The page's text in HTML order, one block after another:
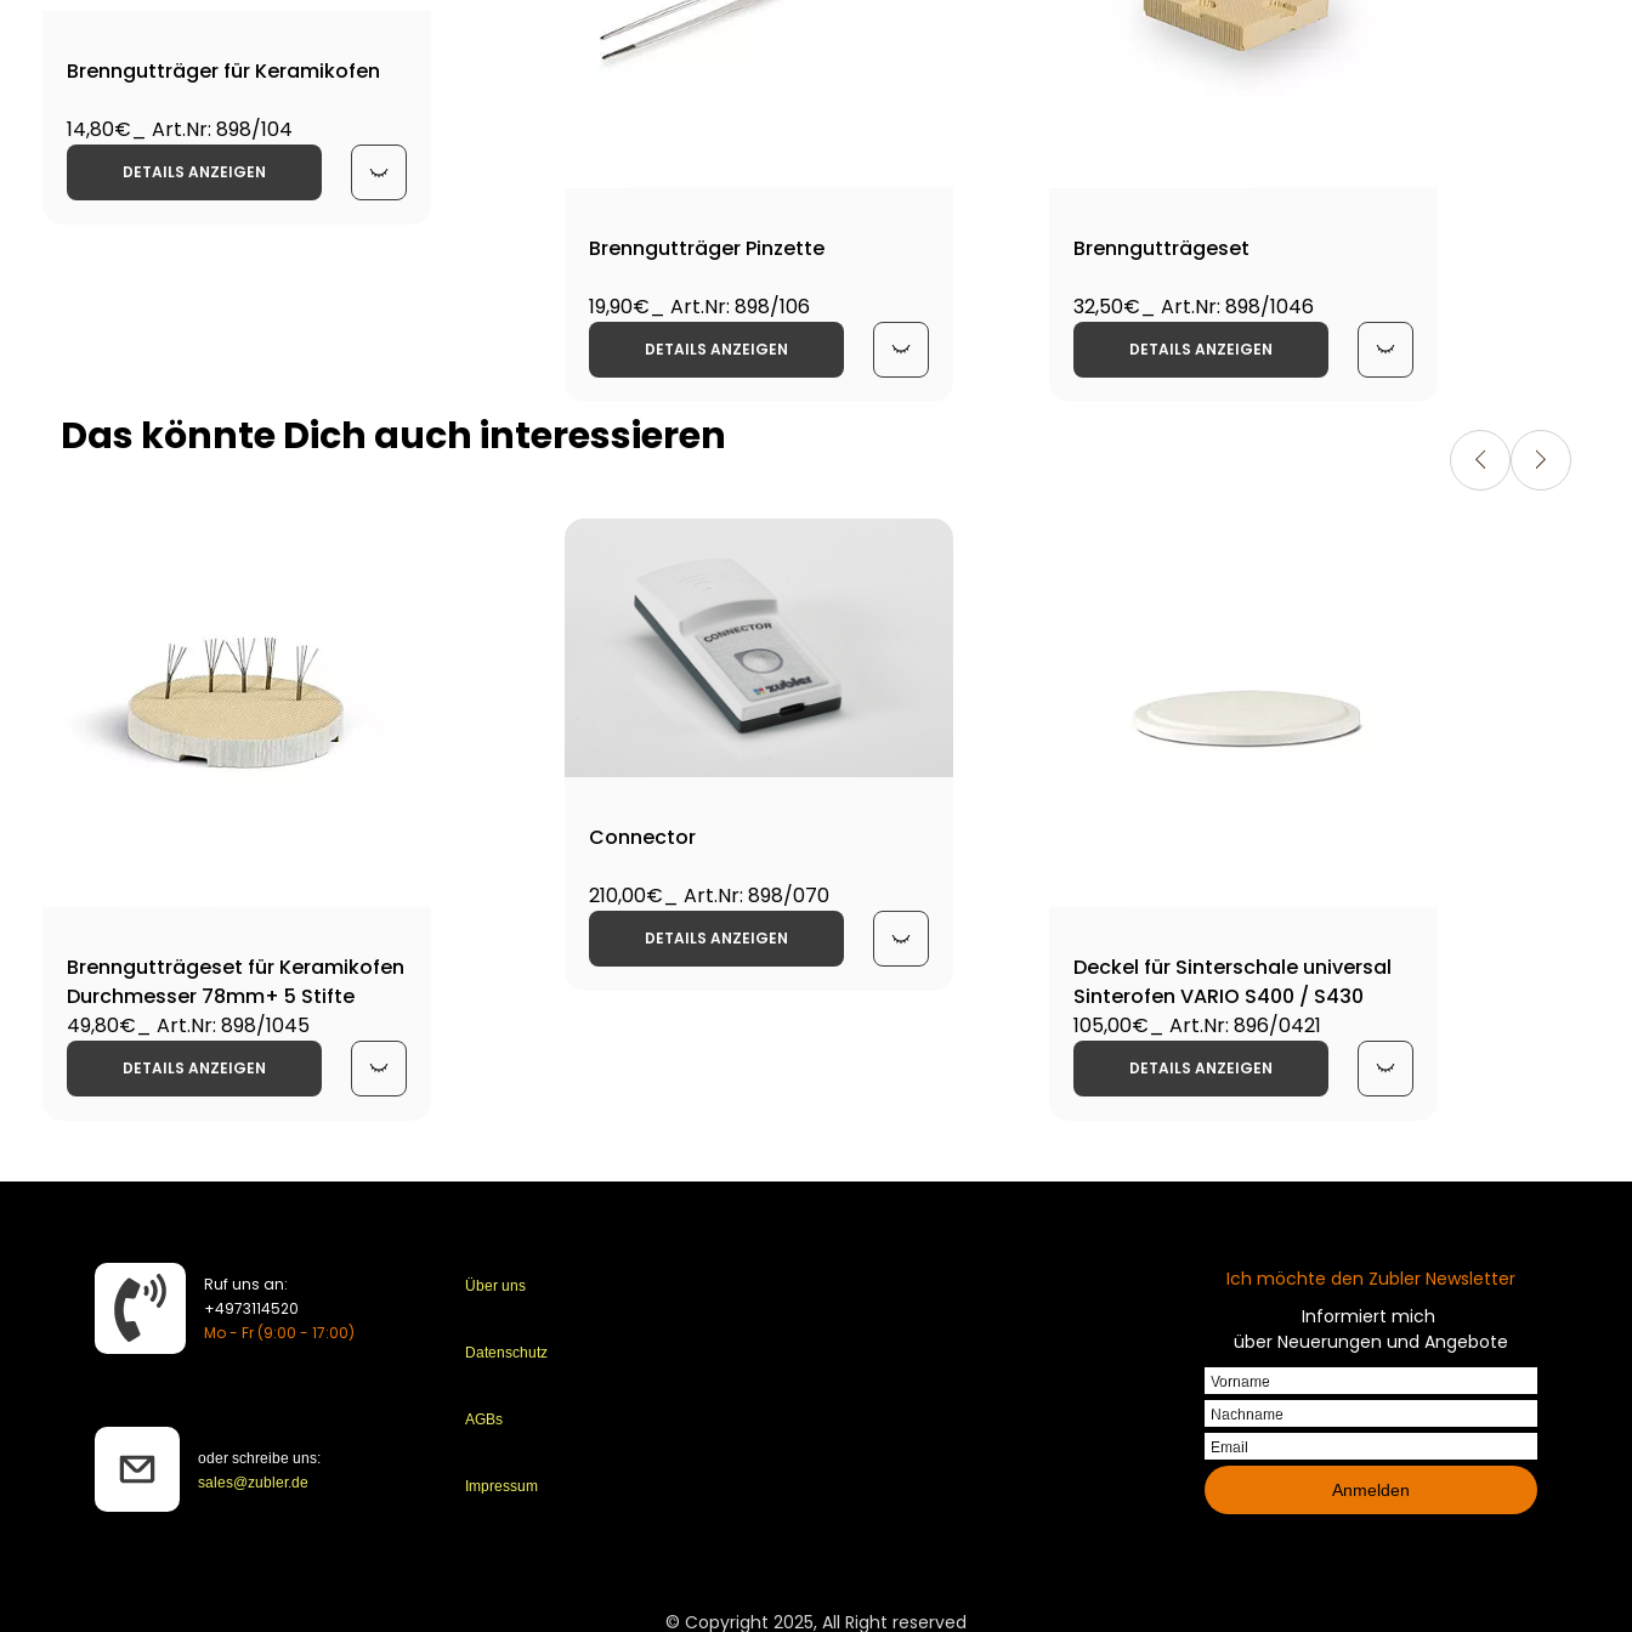
Brenngutträger für Keramikofen
14,80€ _ Art.Nr: 898/104
DETAILS ANZEIGEN
Brenngutträger Pinzette
19,90€ _ Art.Nr: 898/106
DETAILS ANZEIGEN
Brenngutträgeset
32,50€ _ Art.Nr: 898/1046
DETAILS ANZEIGEN
Das könnte Dich auch interessieren
Brenngutträgeset für Keramikofen
Durchmesser 78mm+ 5 Stifte
49,80€ _ Art.Nr: 898/1045
DETAILS ANZEIGEN
Connector
210,00€ _ Art.Nr: 898/070
DETAILS ANZEIGEN
Deckel für Sinterschale universal
Sinterofen VARIO S400 / S430
105,00€ _ Art.Nr: 896/0421
DETAILS ANZEIGEN
Ruf uns an:
​+4973114520
Mo - Fr (9:00 - 17:00)
oder schreibe uns:
sales@zubler.de
Über uns
Datenschutz
AGBs
Impressum
Ich möchte den Zubler Newsletter
Informiert mich
über Neuerungen und Angebote
Anmelden
© Copyright 2025, All Right reserved